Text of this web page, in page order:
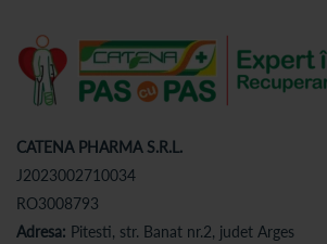
CATENA PHARMA S.R.L.
J2023002710034
RO3008793
Adresa: Pitesti, str. Banat nr.2, judet Arges